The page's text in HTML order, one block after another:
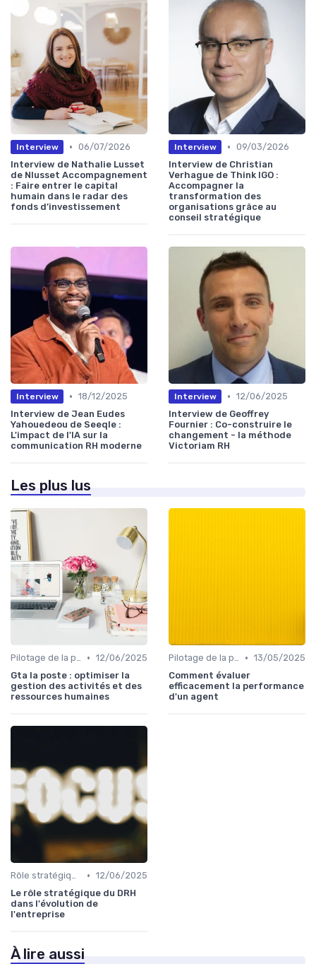
Interview • 06/07/2026
Interview de Nathalie Lusset
de Nlusset Accompagnement
: Faire entrer le capital
humain dans le radar des
fonds d’investissement
Interview • 09/03/2026
Interview de Christian
Verhague de Think IGO :
Accompagner la
transformation des
organisations grâce au
conseil stratégique
Interview • 18/12/2025
Interview de Jean Eudes
Yahouedeou de Seeqle :
L'impact de l'IA sur la
communication RH moderne
Interview • 12/06/2025
Interview de Geoffrey
Fournier : Co-construire le
changement - la méthode
Victoriam RH
Les plus lus
Pilotage de la performance RH • 12/06/2025
Gta la poste : optimiser la
gestion des activités et des
ressources humaines
Pilotage de la performance RH • 13/05/2025
Comment évaluer
efficacement la performance
d'un agent
Rôle stratégique du DRH • 12/06/2025
Le rôle stratégique du DRH
dans l'évolution de
l'entreprise
À lire aussi